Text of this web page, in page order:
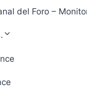
del Foro –